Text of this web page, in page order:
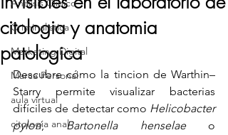
Análisis Clínico
Criminalística
Marketing Digital
Marca Personal
aula virtual
citologia anal
citologia y anatomia
patologica
Descubre cómo la tincion de Warthin–
Starry permite visualizar bacterias
difíciles de detectar como Helicobacter
pylori, Bartonella henselae